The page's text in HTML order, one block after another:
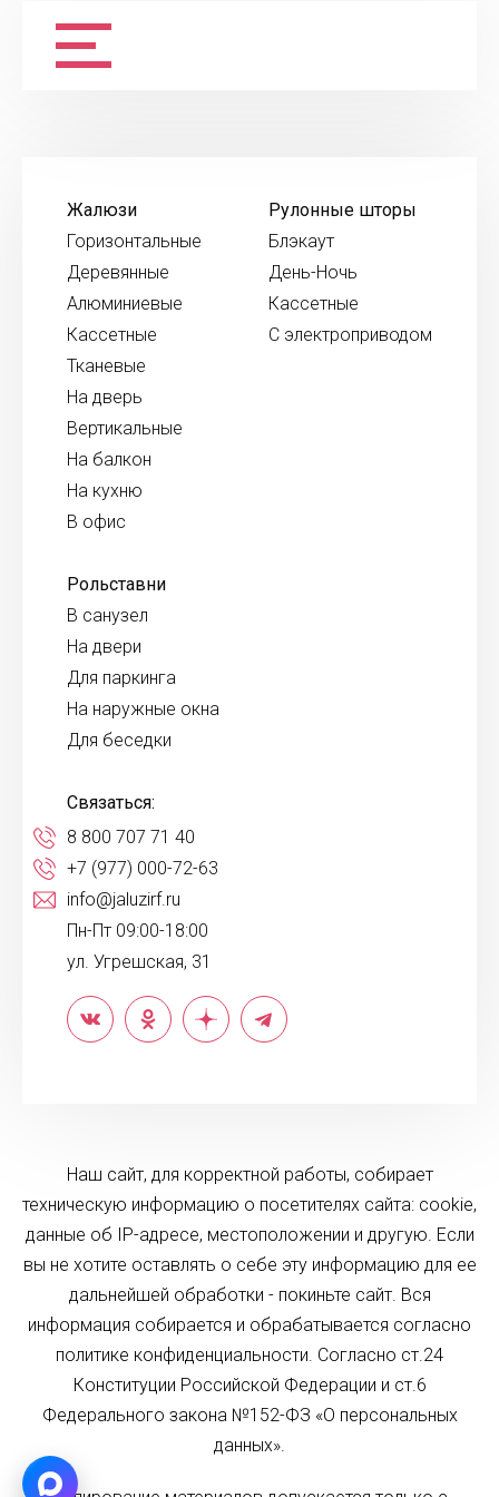
Жалюзи
Горизонтальные
Деревянные
Алюминиевые
Кассетные
Тканевые
На дверь
Вертикальные
На балкон
На кухню
В офис
Рулонные шторы
Блэкаут
День-Ночь
Кассетные
С электроприводом
Рольставни
В санузел
На двери
Для паркинга
На наружные окна
Для беседки
Связаться:
8 800 707 71 40
+7 (977) 000-72-63
info@jaluzirf.ru
Пн-Пт 09:00-18:00
ул. Угрешская, 31
Наш сайт, для корректной работы, собирает
техническую информацию о посетителях сайта: cookie,
данные об IP-адресе, местоположении и другую. Если
вы не хотите оставлять о себе эту информацию для ее
дальнейшей обработки - покиньте сайт. Вся
информация собирается и обрабатывается согласно
политике конфиденциальности. Согласно ст.24
Конституции Российской Федерации и ст.6
Федерального закона №152-ФЗ «О персональных
данных».